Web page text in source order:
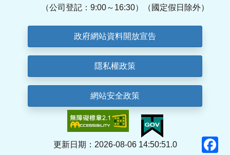
（公司登記：9:00～16:30）（國定假日除外）
政府網站資料開放宣告
隱私權政策
網站安全政策
更新日期：2026-08-06 14:50:51.0